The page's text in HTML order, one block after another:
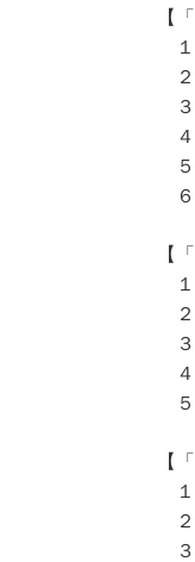
【
１
２
３
４
５
６
【
１
２
３
４
５
【
３